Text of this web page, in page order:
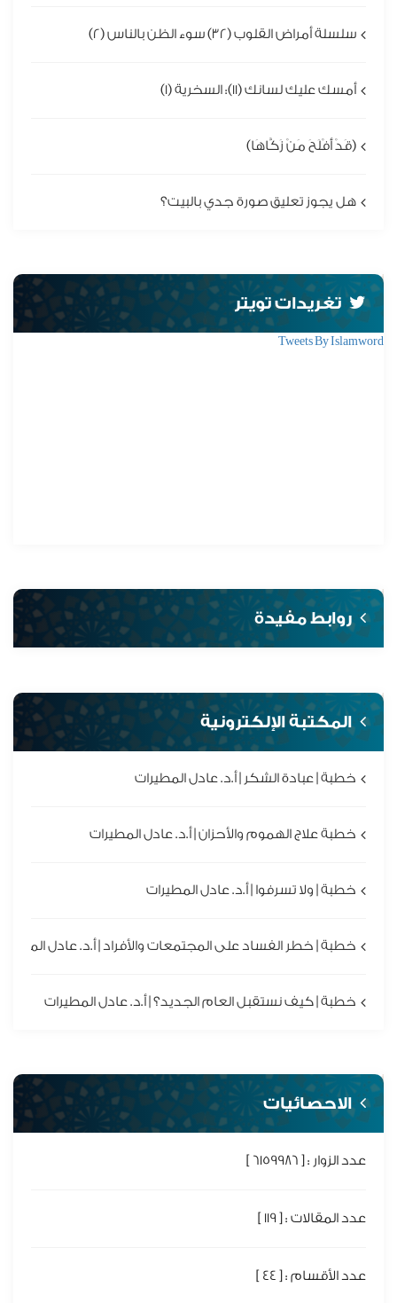
سلسلة أمراض القلوب (32) سوء الظن بالناس (2)
أمسك عليك لسانك (11): السخرية (1)
(قَدْ أَفْلَحَ مَنْ زَكَّاهَا)
هل يجوز تعليق صورة جدي بالبيت؟
تغريدات تويتر
Tweets By Islamword
روابط مفيدة
المكتبة الإلكترونية
خطبة | عبادة الشكر | أ.د. عادل المطيرات
خطبة علاج الهموم والأحزان | أ.د. عادل المطيرات
خطبة | ولا تسرفوا | أ.د. عادل المطيرات
خطبة | خطر الفساد على المجتمعات والأفراد | أ.د. عادل
خطبة | كيف نستقبل العام الجديد؟ | أ.د. عادل المطيرات
الاحصائيات
عدد الزوار : [ 6159986 ]
عدد المقالات : [ 119 ]
عدد الأقسام : [ 44 ]